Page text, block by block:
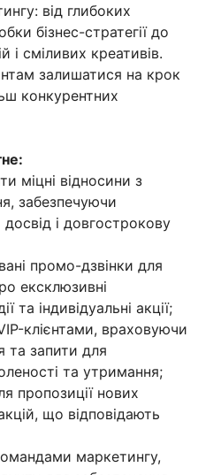
від глибоких
бізнес-стратегії до
сміливих креативів.
залишатися на крок
конкурентних
міцні відносини з
забезпечуючи
і довгострокову
промо-дзвінки для
ексклюзивні
та індивідуальні акції;
клієнтами, враховуючи
та запити для
та утримання;
пропозиції нових
що відповідають
маркетингу,